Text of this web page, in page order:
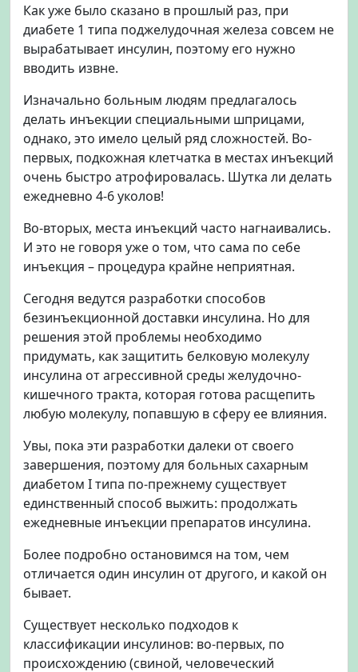
Как уже было сказано в прошлый раз, при
диабете 1 типа поджелудочная железа совсем не
вырабатывает инсулин, поэтому его нужно
вводить извне.
Изначально больным людям предлагалось
делать инъекции специальными шприцами,
однако, это имело целый ряд сложностей. Во-
первых, подкожная клетчатка в местах инъекций
очень быстро атрофировалась. Шутка ли делать
ежедневно 4-6 уколов!
Во-вторых, места инъекций часто нагнаивались.
И это не говоря уже о том, что сама по себе
инъекция – процедура крайне неприятная.
Сегодня ведутся разработки способов
безинъекционной доставки инсулина. Но для
решения этой проблемы необходимо
придумать, как защитить белковую молекулу
инсулина от агрессивной среды желудочно-
кишечного тракта, которая готова расщепить
любую молекулу, попавшую в cферу ее влияния.
Увы, пока эти разработки далеки от своего
завершения, поэтому для больных сахарным
диабетом I типа по-прежнему существует
единственный способ выжить: продолжать
ежедневные инъекции препаратов инсулина.
Более подробно остановимся на том, чем
отличается один инсулин от другого, и какой он
бывает.
Существует несколько подходов к
классификации инсулинов: во-первых, по
происхождению (свиной, человеческий